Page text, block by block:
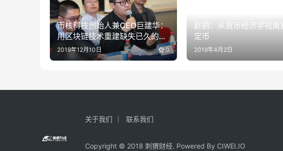
币核科技创始人兼CEO巨建华：
用区块链技术重建缺失已久的商
业信用体系
2019年12月10日 0
赵鹞：从货币经济学视角
定币
2019年4月2日
关于我们 联系我们
Copyright © 2018 刺猬财经. Powered By CIWEI.IO